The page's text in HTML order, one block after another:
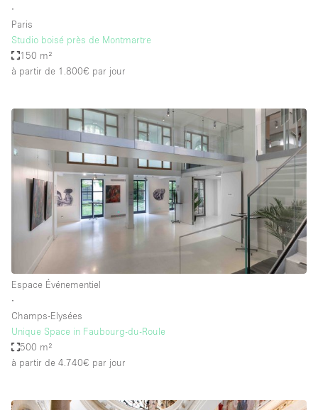
∙
Paris
Studio boisé près de Montmartre
150 m²
à partir de 1.800€ par jour
Espace Événementiel
∙
Champs-Elysées
Unique Space in Faubourg-du-Roule
500 m²
à partir de 4.740€ par jour